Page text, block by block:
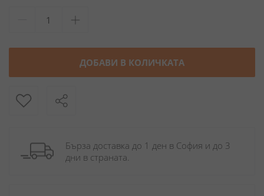
ДОБАВИ В КОЛИЧКАТА
Бърза доставка до 1 ден в София и до 3
дни в страната.